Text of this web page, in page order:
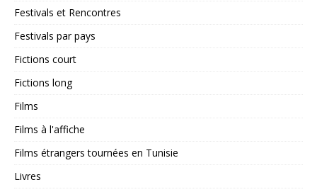
Festivals et Rencontres
Festivals par pays
Fictions court
Fictions long
Films
Films à l'affiche
Films étrangers tournées en Tunisie
Livres